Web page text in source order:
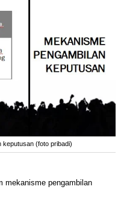
keputusan (foto pribadi)
mekanisme pengambilan